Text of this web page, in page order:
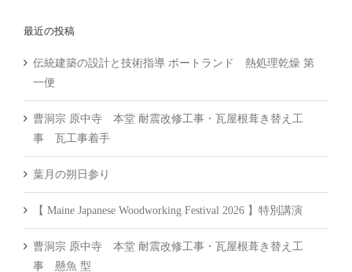
最近の投稿
伝統建築の設計と技術指導 ポートランド 熱処理乾燥 第
一便
曹洞宗 原中寺 本堂 耐震改修工事・瓦屋根葺き替え工
事 瓦工事着手
葉月の朔日参り
【 Maine Japanese Woodworking Festival 2026 】特別講演
曹洞宗 原中寺 本堂 耐震改修工事・瓦屋根葺き替え工
事 懸魚 型